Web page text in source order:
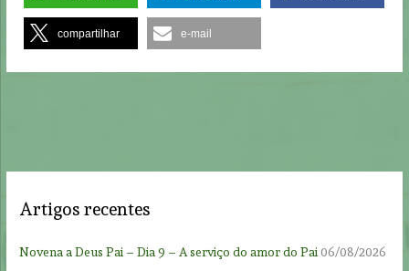
compartilhar e-mail
Artigos recentes
Novena a Deus Pai – Dia 9 – A serviço do amor do Pai 06/08/2026